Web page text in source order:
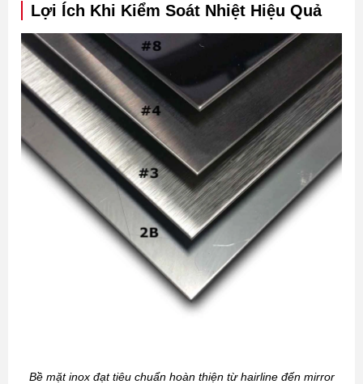
Lợi Ích Khi Kiểm Soát Nhiệt Hiệu Quả
Bề mặt inox đạt tiêu chuẩn hoàn thiện từ hairline đến mirror